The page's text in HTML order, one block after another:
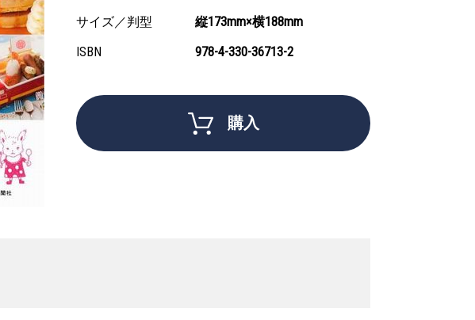
サイズ／判型
縦173mm×横188mm
ISBN
978-4-330-36713-2
購入